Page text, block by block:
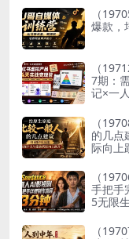
（
爆款，
（
7期：
记×一
（
的几点
际向上
（
手把手
5无限
（